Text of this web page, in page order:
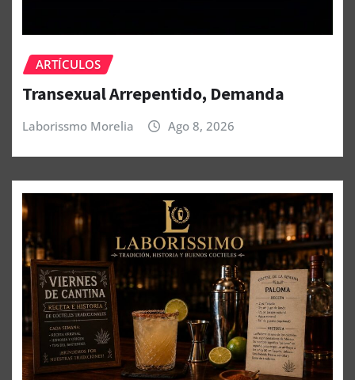
ARTÍCULOS
Transexual Arrepentido, Demanda
Laborissmo Morelia Ago 8, 2026